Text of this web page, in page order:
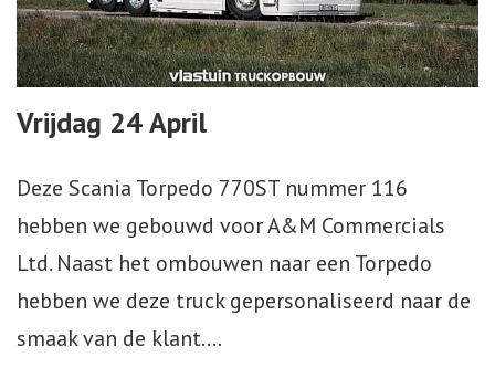
Vrijdag 24 April
Deze Scania Torpedo 770ST nummer 116
hebben we gebouwd voor A&M Commercials
Ltd. Naast het ombouwen naar een Torpedo
hebben we deze truck gepersonaliseerd naar de
smaak van de klant.…